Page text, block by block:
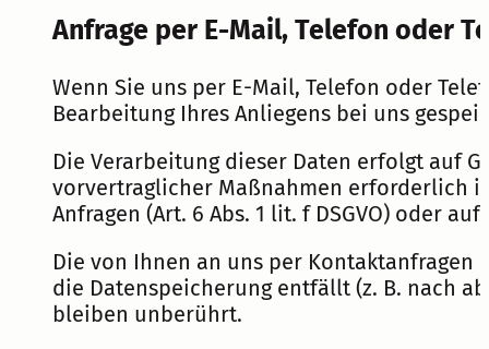
Anfrage per E-Mail, Telefon oder
Wenn Sie uns per E-Mail, Telefon oder
Bearbeitung Ihres Anliegens bei uns
Die Verarbeitung dieser Daten erfolgt auf
vorvertraglicher Maßnahmen erforderlich
Anfragen (Art. 6 Abs. 1 lit. f DSGVO) oder
Die von Ihnen an uns per
die Datenspeicherung entfällt (z. B. nach
bleiben unberührt.